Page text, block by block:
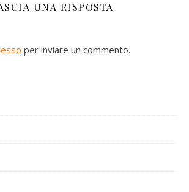
UNA RISPOSTA
per inviare un commento.